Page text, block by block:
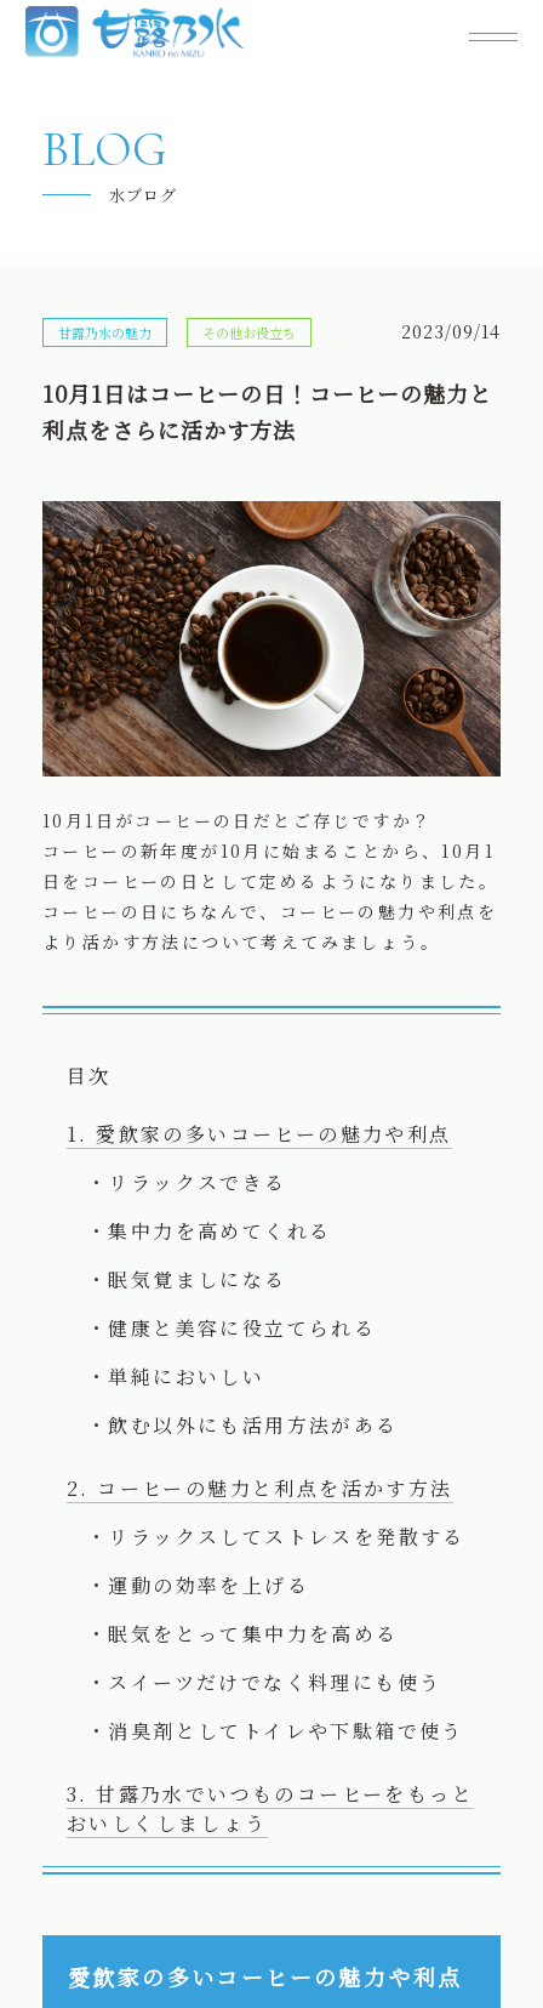
お問い合わせ
パートナー様の募集
お客様の声
お知らせ
水ブログ
ご購入の方法
会社概要
BLOG
水ブログ
甘露乃水の魅力 その他お役立ち 2023/09/14
10月1日はコーヒーの日！コーヒーの魅力と
利点をさらに活かす方法
10月1日がコーヒーの日だとご存じですか？
コーヒーの新年度が10月に始まることから、10月1
日をコーヒーの日として定めるようになりました。
コーヒーの日にちなんで、コーヒーの魅力や利点を
より活かす方法について考えてみましょう。
目次
愛飲家の多いコーヒーの魅力や利点
リラックスできる
集中力を高めてくれる
眠気覚ましになる
健康と美容に役立てられる
単純においしい
飲む以外にも活用方法がある
コーヒーの魅力と利点を活かす方法
リラックスしてストレスを発散する
運動の効率を上げる
眠気をとって集中力を高める
スイーツだけでなく料理にも使う
消臭剤としてトイレや下駄箱で使う
甘露乃水でいつものコーヒーをもっと
おいしくしましょう
愛飲家の多いコーヒーの魅力や利点